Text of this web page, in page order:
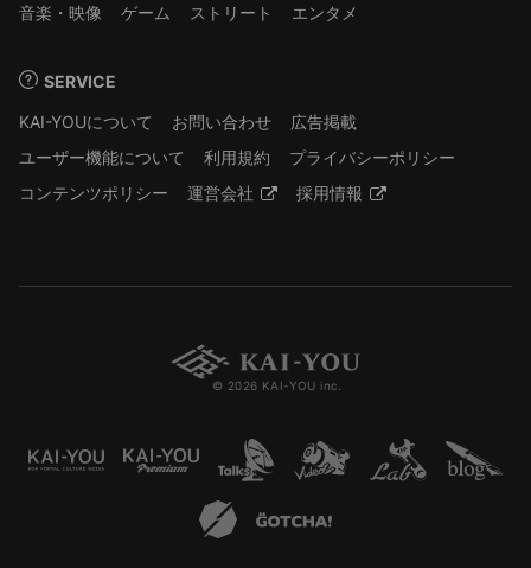
音楽・映像
ゲーム ストリート エンタメ
SERVICE
KAI-YOUについて
お問い合わせ
広告掲載
ユーザー機能について
利用規約
プライバシーポリシー
コンテンツポリシー
運営会社 採用情報
© 2026 KAI-YOU inc.